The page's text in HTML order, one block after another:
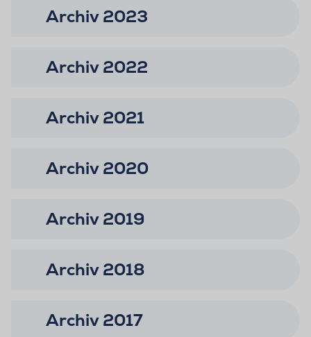
Archiv 2023
Archiv 2022
Archiv 2021
Archiv 2020
Archiv 2019
Archiv 2018
Archiv 2017